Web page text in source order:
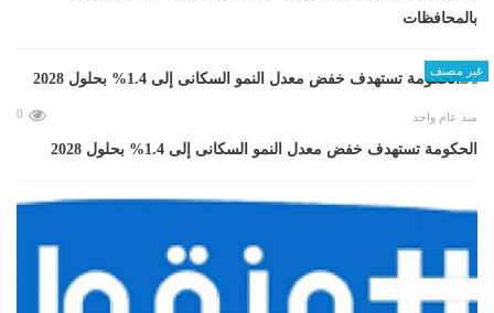
بالمحافظات
غير مصنف
منذ عام واحد 0
الحكومة تستهدف خفض معدل النمو السكانى إلى 1.4% بحلول 2028